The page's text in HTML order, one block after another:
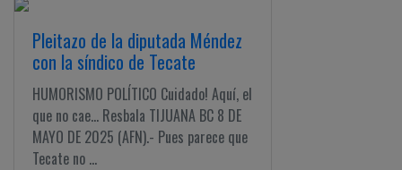
Pleitazo de la diputada Méndez
con la síndico de Tecate
HUMORISMO POLÍTICO Cuidado! Aquí, el
que no cae... Resbala TIJUANA BC 8 DE
MAYO DE 2025 (AFN).- Pues parece que
Tecate no ...